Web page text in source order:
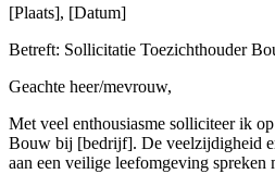
[Plaats], [Datum]
Betreft: Sollicitatie Toezichthouder
Geachte heer/mevrouw,
Met veel enthousiasme solliciteer ik
Bouw bij [bedrijf]. De veelzijdigheid
aan een veilige leefomgeving spreken